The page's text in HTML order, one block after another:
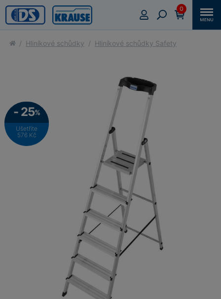
0
Hliníkové schůdky Hliníkové schůdky Safety
- 25%
Ušetříte
576 Kč